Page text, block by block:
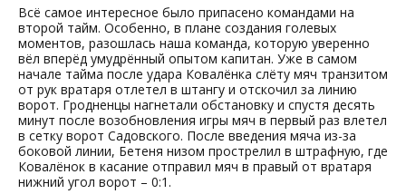
Всё самое интересное было припасено командами на
второй тайм. Особенно, в плане создания голевых
моментов, разошлась наша команда, которую уверенно
вёл вперёд умудрённый опытом капитан. Уже в самом
начале тайма после удара Ковалёнка слёту мяч транзитом
от рук вратаря отлетел в штангу и отскочил за линию
ворот. Гродненцы нагнетали обстановку и спустя десять
минут после возобновления игры мяч в первый раз влетел
в сетку ворот Садовского. После введения мяча из-за
боковой линии, Бетеня низом прострелил в штрафную, где
Ковалёнок в касание отправил мяч в правый от вратаря
нижний угол ворот – 0:1.